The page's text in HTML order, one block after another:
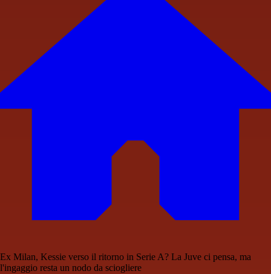
Ex Milan, Kessie verso il ritorno in Serie A? La Juve ci pensa, ma
l'ingaggio resta un nodo da sciogliere